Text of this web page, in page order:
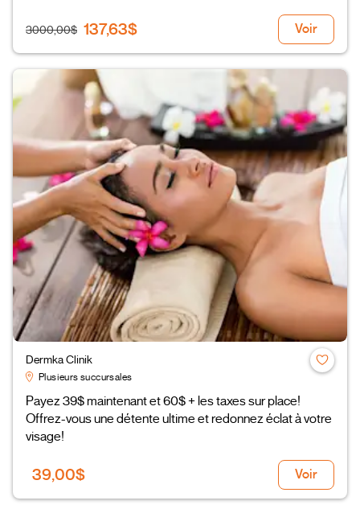
3000,00$ 137,63$ Voir
Dermka Clinik
Plusieurs succursales
Payez 39$ maintenant et 60$ + les taxes sur place!
Offrez-vous une détente ultime et redonnez éclat à votre
visage!
39,00$ Voir